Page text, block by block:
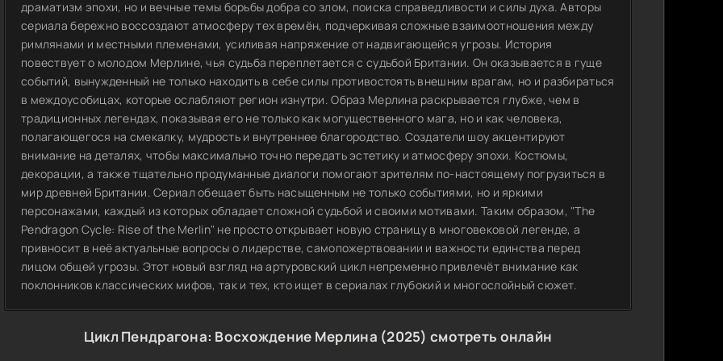
драматизм эпохи, но и вечные темы борьбы добра со злом, поиска справедливости и силы духа. Авторы
сериала бережно воссоздают атмосферу тех времён, подчеркивая сложные взаимоотношения между
римлянами и местными племенами, усиливая напряжение от надвигающейся угрозы. История
повествует о молодом Мерлине, чья судьба переплетается с судьбой Британии. Он оказывается в гуще
событий, вынужденный не только находить в себе силы противостоять внешним врагам, но и разбираться
в междоусобицах, которые ослабляют регион изнутри. Образ Мерлина раскрывается глубже, чем в
традиционных легендах, показывая его не только как могущественного мага, но и как человека,
полагающегося на смекалку, мудрость и внутреннее благородство. Создатели шоу акцентируют
внимание на деталях, чтобы максимально точно передать эстетику и атмосферу эпохи. Костюмы,
декорации, а также тщательно продуманные диалоги помогают зрителям по-настоящему погрузиться в
мир древней Британии. Сериал обещает быть насыщенным не только событиями, но и яркими
персонажами, каждый из которых обладает сложной судьбой и своими мотивами. Таким образом, "The
Pendragon Cycle: Rise of the Merlin" не просто открывает новую страницу в многовековой легенде, а
привносит в неё актуальные вопросы о лидерстве, самопожертвовании и важности единства перед
лицом общей угрозы. Этот новый взгляд на артуровский цикл непременно привлечёт внимание как
поклонников классических мифов, так и тех, кто ищет в сериалах глубокий и многослойный сюжет.
Цикл Пендрагона: Восхождение Мерлина (2025) смотреть онлайн